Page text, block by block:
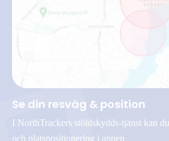
Se din resväg & position
I NorthTrackers stöldskydds-tjänst kan
och platspositionering i appen